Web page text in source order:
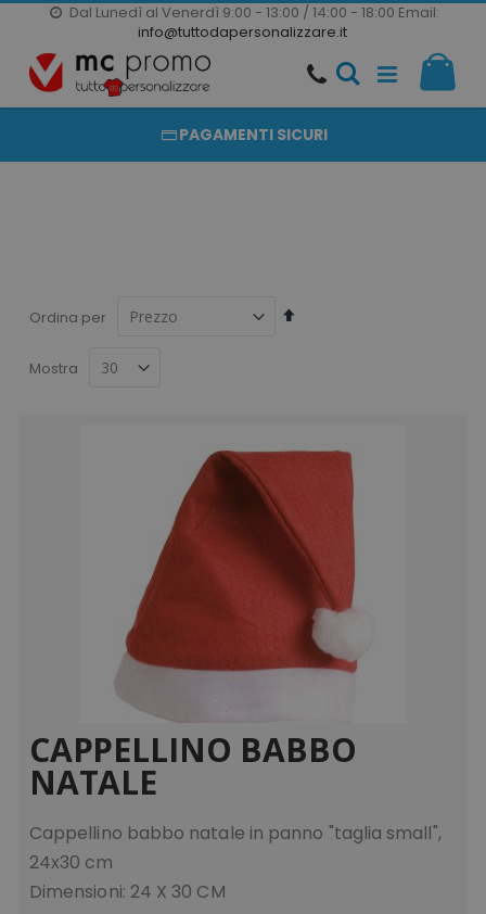
Dal Lunedì al Venerdì 9:00 - 13:00 / 14:00 - 18:00 Email:
info@tuttodapersonalizzare.it
Salta
al
contenuto
20000 PRODOTTI
PRODOTTI COMPLETAMENTE PERSONALIZZABILI
PAGAMENTI SICURI
Ordina per
Mostra
CAPPELLINO BABBO
NATALE
Cappellino babbo natale in panno "taglia small",
24x30 cm
Dimensioni: 24 X 30 CM